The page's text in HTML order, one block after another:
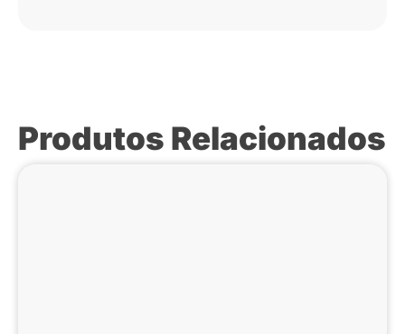
Produtos Relacionados